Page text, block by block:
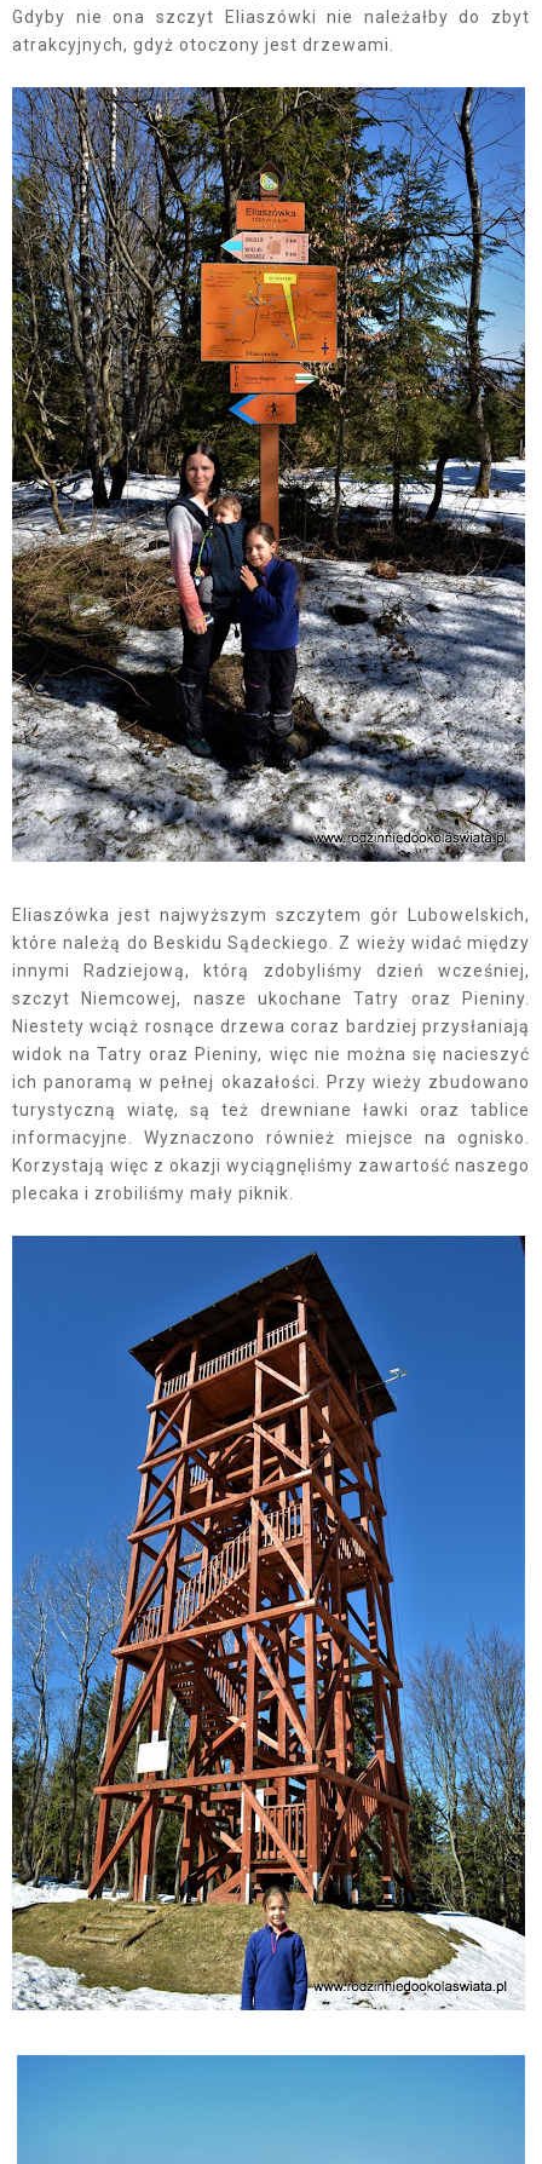
Gdyby nie ona szczyt Eliaszówki nie należałby do zbyt
atrakcyjnych, gdyż otoczony jest drzewami.
Eliaszówka jest najwyższym szczytem gór Lubowelskich,
które należą do Beskidu Sądeckiego. Z wieży widać między
innymi Radziejową, którą zdobyliśmy dzień wcześniej,
szczyt Niemcowej, nasze ukochane Tatry oraz Pieniny.
Niestety wciąż rosnące drzewa coraz bardziej przysłaniają
widok na Tatry oraz Pieniny, więc nie można się nacieszyć
ich panoramą w pełnej okazałości. Przy wieży zbudowano
turystyczną wiatę, są też drewniane ławki oraz tablice
informacyjne. Wyznaczono również miejsce na ognisko.
Korzystają więc z okazji wyciągnęliśmy zawartość naszego
plecaka i zrobiliśmy mały piknik.